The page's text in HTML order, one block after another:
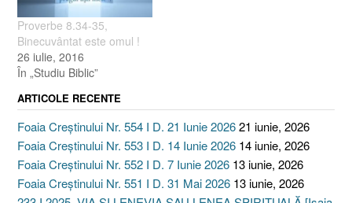
Proverbe 8.34-35,
Binecuvântat este omul !
26 iulie, 2016
În „Studiu Biblic”
ARTICOLE RECENTE
Foaia Creștinului Nr. 554 I D. 21 Iunie 202621 iunie, 2026
Foaia Creștinului Nr. 553 I D. 14 Iunie 2026 14 iunie, 2026
Foaia Creștinului Nr. 552 I D. 7 Iunie 2026 13 iunie, 2026
Foaia Creștinului Nr. 551 I D. 31 Mai 2026 13 iunie, 2026